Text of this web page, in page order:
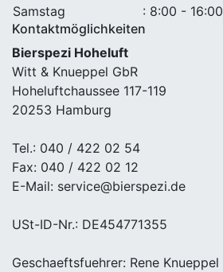
Samstag
: 8:00 - 16:00
Kontaktmöglichkeiten
Bierspezi Hoheluft
Witt & Knueppel GbR
Hoheluftchaussee 117-119
20253 Hamburg
Tel.: 040 / 422 02 54
Fax: 040 / 422 02 12
E-Mail: service@bierspezi.de
USt-ID-Nr.: DE454771355
Geschaeftsfuehrer: Rene Knueppel